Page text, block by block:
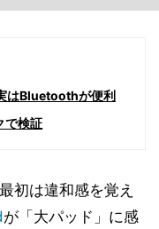
はBluetoothが便利
で検証
初は違和感を覚え
が「大パッド」に感